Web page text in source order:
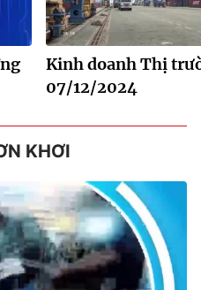
Kinh doanh Thị
07/12/2024
KHƠI